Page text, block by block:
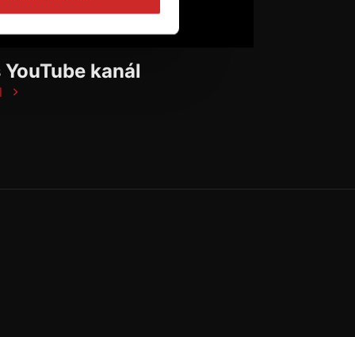
kanál